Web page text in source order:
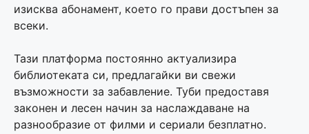
изисква абонамент, което го прави достъпен за
всеки.
Тази платформа постоянно актуализира
библиотеката си, предлагайки ви свежи
възможности за забавление. Туби предоставя
законен и лесен начин за наслаждаване на
разнообразие от филми и сериали безплатно.